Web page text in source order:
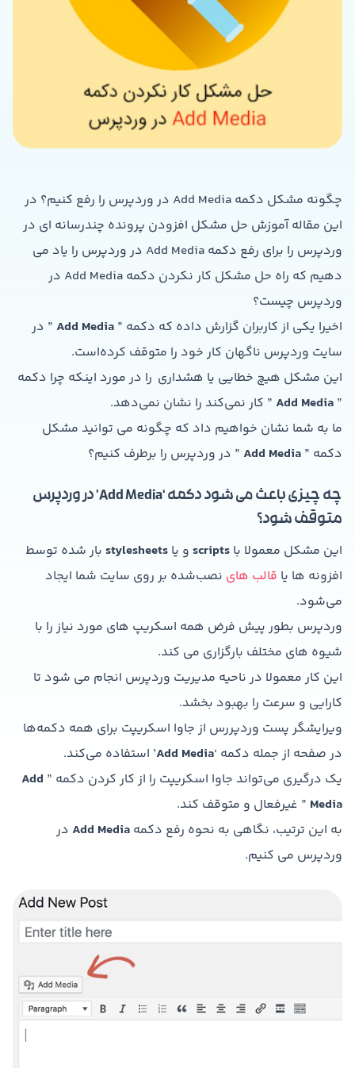
چگونه مشکل دکمه Add Media در وردپرس را رفع کنیم؟ در
این مقاله آموزش حل مشکل افزودن پرونده چندرسانه ای در
وردپرس را برای رفع دکمه Add Media در وردپرس را یاد می
دهیم که راه حل مشکل کار نکردن دکمه Add Media در
وردپرس چیست؟
اخیرا یکی از کاربران گزارش داده که دکمه ” Add Media ” در
سایت وردپرس ناگهان کار خود را متوقف کرده‌است.
این مشکل هیچ خطایی یا هشداری را در مورد اینکه چرا دکمه
”
Add Media ” کار نمی‌کند را نشان نمی‌دهد.
ما به شما نشان خواهیم داد که چگونه می توانید مشکل
دکمه ” Add Media ” در وردپرس را برطرف کنیم؟
چه چیزی باعث می شود دکمه ‘Add Media’ در وردپرس
متوقف شود؟
این مشکل معمولا با scripts و یا stylesheets بار شده توسط
افزونه ها یا قالب های نصب‌شده بر روی سایت شما ایجاد
می‌شود.
وردپرس بطور پیش فرض همه اسکریپ های مورد نیاز را با
شیوه های مختلف بارگزاری می کند.
این کار معمولا در ناحیه مدیریت وردپرس انجام می شود تا
کارایی و سرعت را بهبود بخشد.
ویرایشگر پست وردپررس از جاوا اسکریپت برای همه دکمه‌ها
در صفحه از جمله دکمه ‘Add Media’ استفاده می‌کند.
یک درگیری می‌تواند جاوا اسکریپت را از کار کردن دکمه ” Add
Media ” غیرفعال و متوقف کند.
به این ترتیب، نگاهی به نحوه رفع دکمه Add Media در
وردپرس می کنیم.